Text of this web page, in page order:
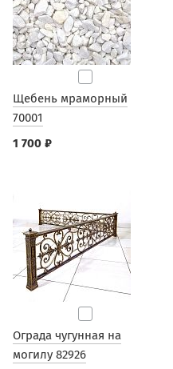
Щебень мраморный
70001
1 700 ₽
Ограда чугунная на
могилу 82926